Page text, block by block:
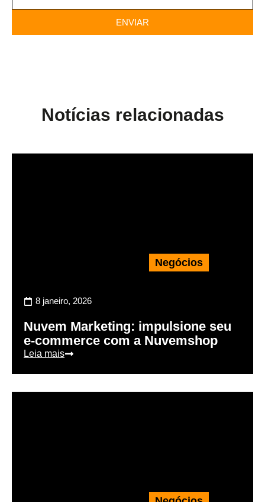
ENVIAR
Notícias relacionadas
Negócios
8 janeiro, 2026
Nuvem Marketing: impulsione seu
e-commerce com a Nuvemshop
Leia mais